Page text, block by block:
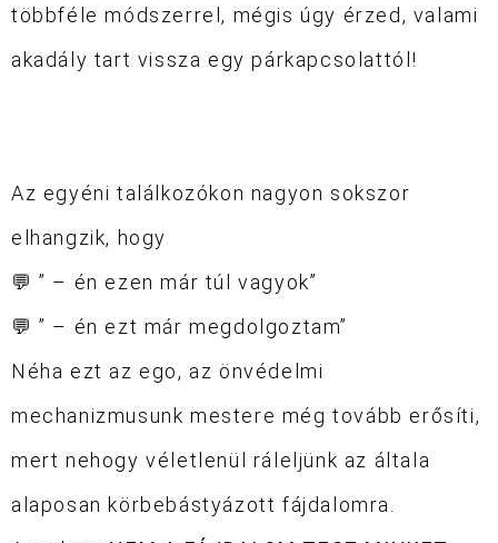
többféle módszerrel, mégis úgy érzed, valami
akadály tart vissza egy párkapcsolattól!
Az egyéni találkozókon nagyon sokszor
elhangzik, hogy
💬 ” – én ezen már túl vagyok”
💬 ” – én ezt már megdolgoztam”
Néha ezt az ego, az önvédelmi
mechanizmusunk mestere még tovább erősíti,
mert nehogy véletlenül ráleljünk az általa
alaposan körbebástyázott fájdalomra.